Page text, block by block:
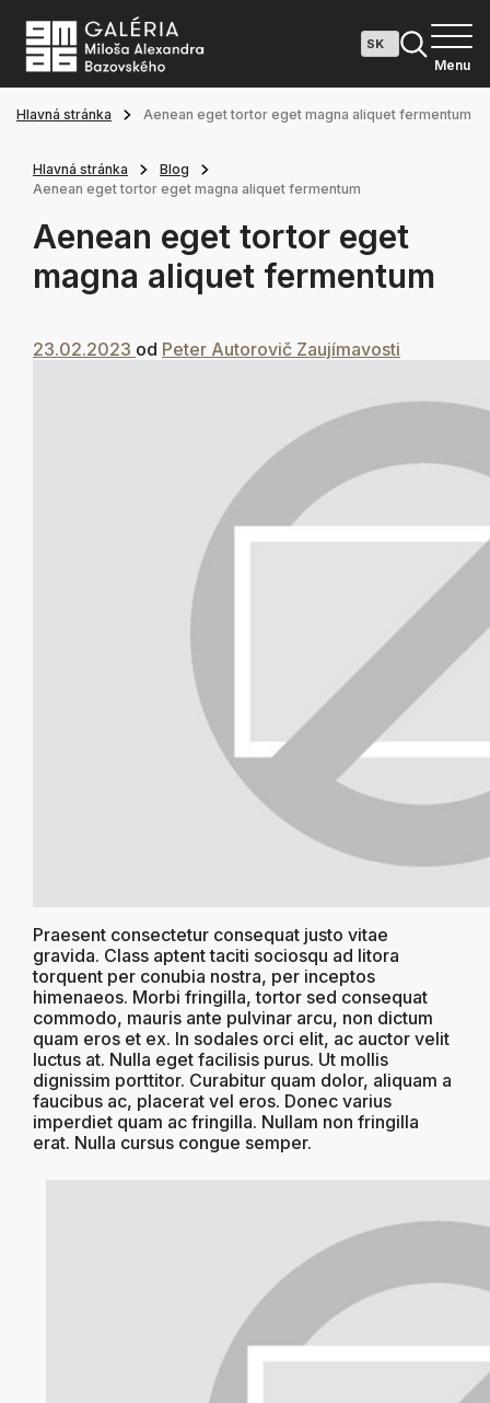
Menu
Hlavná stránka Aenean eget tortor eget magna aliquet fermentum
Hlavná stránka
Blog
Aenean eget tortor eget magna aliquet fermentum
Aenean eget tortor eget
magna aliquet fermentum
23.02.2023 od Peter Autorovič Zaujímavosti
Praesent consectetur consequat justo vitae
gravida. Class aptent taciti sociosqu ad litora
torquent per conubia nostra, per inceptos
himenaeos. Morbi fringilla, tortor sed consequat
commodo, mauris ante pulvinar arcu, non dictum
quam eros et ex. In sodales orci elit, ac auctor velit
luctus at. Nulla eget facilisis purus. Ut mollis
dignissim porttitor. Curabitur quam dolor, aliquam a
faucibus ac, placerat vel eros. Donec varius
imperdiet quam ac fringilla. Nullam non fringilla
erat. Nulla cursus congue semper.